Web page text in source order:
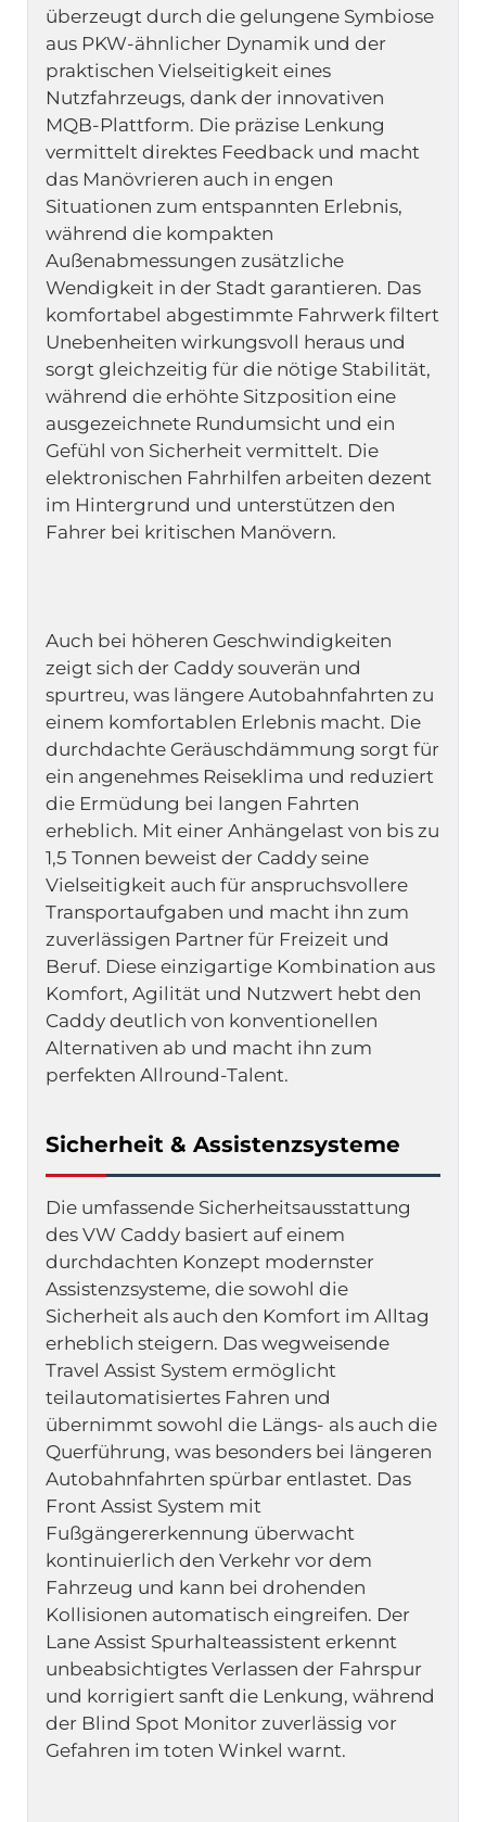
überzeugt durch die gelungene Symbiose
aus PKW-ähnlicher Dynamik und der
praktischen Vielseitigkeit eines
Nutzfahrzeugs, dank der innovativen
MQB-Plattform. Die präzise Lenkung
vermittelt direktes Feedback und macht
das Manövrieren auch in engen
Situationen zum entspannten Erlebnis,
während die kompakten
Außenabmessungen zusätzliche
Wendigkeit in der Stadt garantieren. Das
komfortabel abgestimmte Fahrwerk filtert
Unebenheiten wirkungsvoll heraus und
sorgt gleichzeitig für die nötige Stabilität,
während die erhöhte Sitzposition eine
ausgezeichnete Rundumsicht und ein
Gefühl von Sicherheit vermittelt. Die
elektronischen Fahrhilfen arbeiten dezent
im Hintergrund und unterstützen den
Auch bei höheren Geschwindigkeiten
zeigt sich der Caddy souverän und
spurtreu, was längere Autobahnfahrten zu
einem komfortablen Erlebnis macht. Die
durchdachte Geräuschdämmung sorgt für
ein angenehmes Reiseklima und reduziert
die Ermüdung bei langen Fahrten
erheblich. Mit einer Anhängelast von bis zu
1,5 Tonnen beweist der Caddy seine
Vielseitigkeit auch für anspruchsvollere
Transportaufgaben und macht ihn zum
zuverlässigen Partner für Freizeit und
Beruf. Diese einzigartige Kombination aus
Komfort, Agilität und Nutzwert hebt den
Caddy deutlich von konventionellen
Alternativen ab und macht ihn zum
perfekten Allround-Talent.
Sicherheit & Assistenzsysteme
Die umfassende Sicherheitsausstattung
des VW Caddy basiert auf einem
durchdachten Konzept modernster
Assistenzsysteme, die sowohl die
Sicherheit als auch den Komfort im Alltag
erheblich steigern. Das wegweisende
Travel Assist System ermöglicht
teilautomatisiertes Fahren und
übernimmt sowohl die Längs- als auch die
Querführung, was besonders bei längeren
Autobahnfahrten spürbar entlastet. Das
Front Assist System mit
Fußgängererkennung überwacht
kontinuierlich den Verkehr vor dem
Fahrzeug und kann bei drohenden
Kollisionen automatisch eingreifen. Der
Lane Assist Spurhalteassistent erkennt
unbeabsichtigtes Verlassen der Fahrspur
und korrigiert sanft die Lenkung, während
der Blind Spot Monitor zuverlässig vor